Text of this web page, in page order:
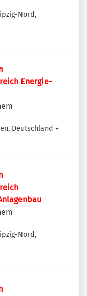
Nord,
Energie-
Deutschland +
Nord,